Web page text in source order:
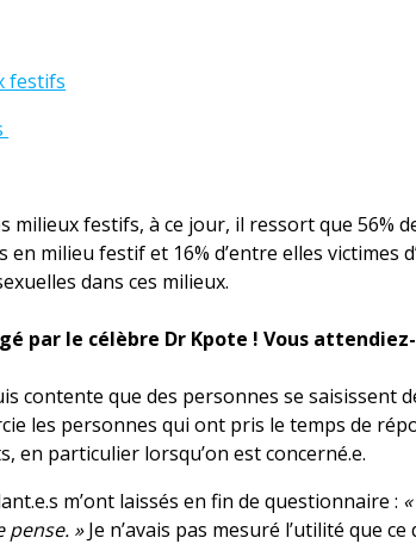
festifs
festifs, à ce jour, il ressort que 56%
milieu festif et 16% d’entre elles victimes
dans ces milieux.
par le célèbre Dr Kpote ! Vous
contente que des personnes se saisissent
les personnes qui ont pris le temps de
en particulier lorsqu’on est concerné.e.
m’ont laissés en fin de questionnaire :
pense. »Je n’avais pas mesuré l’utilité que